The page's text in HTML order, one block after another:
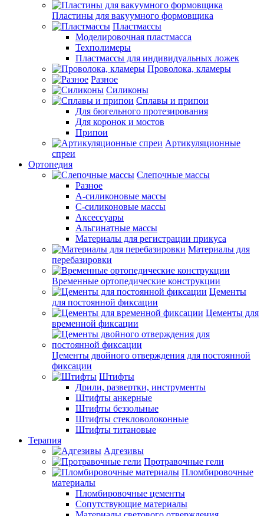
Пластины для вакуумного формовщика
Пластмассы
Моделировочная пластмасса
Техполимеры
Пластмассы для индивидуальных ложек
Проволока, кламеры
Разное
Силиконы
Сплавы и припои
Для бюгельного протезирования
Для коронок и мостов
Припои
Артикуляционные
спреи
Ортопедия
Слепочные массы
Разное
А-силиконовые массы
С-силиконовые массы
Аксессуары
Альгинатные массы
Материалы для регистрации прикуса
Материалы для
перебазировки
Временные ортопедические конструкции
Цементы
для постоянной фиксации
Цементы для
временной фиксации
Цементы двойного отверждения для постоянной
фиксации
Штифты
Дрили, развертки, инструменты
Штифты анкерные
Штифты беззольные
Штифты стекловолоконные
Штифты титановые
Терапия
Адгезивы
Протравочные гели
Пломбировочные
материалы
Пломбировочные цементы
Сопутствующие материалы